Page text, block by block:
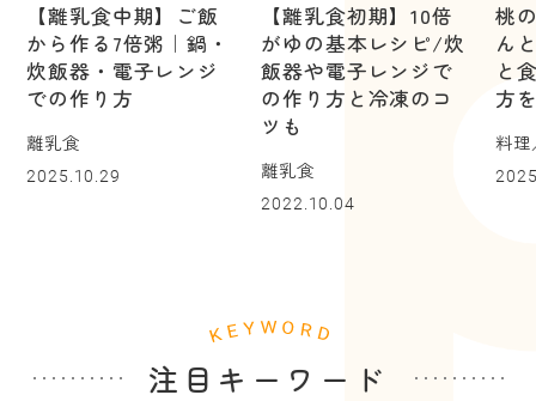
【離乳食中期】ご飯
から作る7倍粥｜鍋・
炊飯器・電子レンジ
での作り方
離乳食
2025.10.29
【離乳食初期】10倍
がゆの基本レシピ/炊
飯器や電子レンジで
の作り方と冷凍のコ
ツも
離乳食
2022.10.04
桃
ん
と
方
料
注目キーワード